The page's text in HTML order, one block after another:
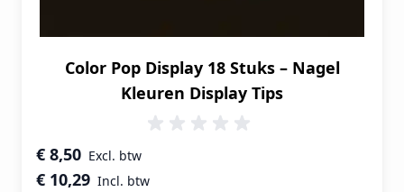
Color Pop Display 18 Stuks – Nagel
Kleuren Display Tips
Speciale prijs
€ 10,29
€ 8,50